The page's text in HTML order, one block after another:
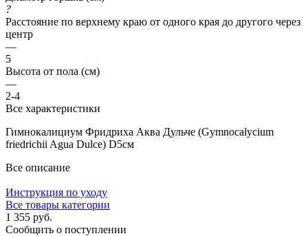
?
Расстояние по верхнему краю от одного края до другого через
центр
—
5
Высота от пола (см)
—
2-4
Все характеристики
Гимнокалициум Фридриха Аква Дульче (Gymnocalycium
friedrichii Agua Dulce) D5см
Все описание
Инструкция по уходу
Все товары категории
1 355 руб.
Сообщить о поступлении